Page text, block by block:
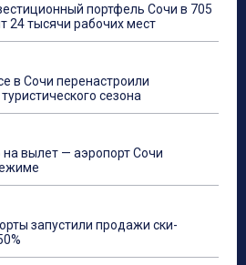
портфель Сочи в 705
24 тысячи рабочих мест
в Сочи перенастроили
сезона
на вылет — аэропорт Сочи
запустили продажи ски-